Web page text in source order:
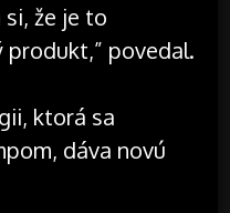
že je to
povedal.
ktorá sa
dáva novú